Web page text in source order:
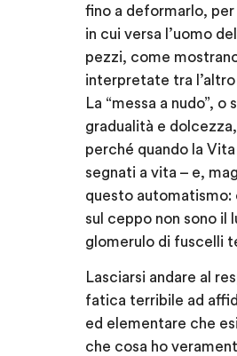
fino a deformarlo,
in cui versa l’uomo
pezzi, come
interpretate tra l’altro
La “messa a nudo”,
gradualità e
perché quando la
segnati a vita – e,
questo
sul ceppo non sono il
glomerulo di fuscelli
Lasciarsi andare al
fatica terribile ad
ed elementare che
che cosa ho